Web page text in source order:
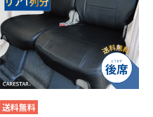
送料無料